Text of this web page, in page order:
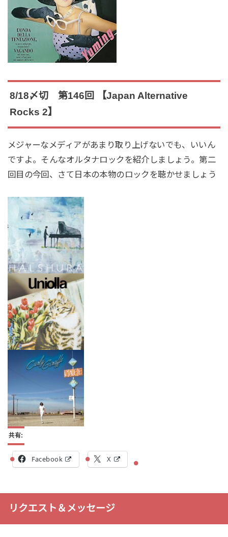
8/18〆切 第146回 【Japan Alternative
Rocks 2】
メジャーなメディアがあまり取り上げないでも、いいん
ですよ。そんなオルタナロックを紹介しましょう。第二
回目の今回、さて日本の本物のロックを聴かせましょう
共有:
Facebook X
リクエスト＆メッセージ